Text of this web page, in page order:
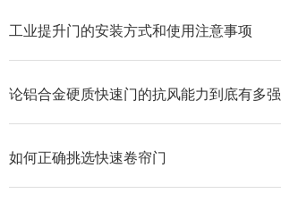
工业提升门的安装方式和使用注意事项
论铝合金硬质快速门的抗风能力到底有多强
如何正确挑选快速卷帘门